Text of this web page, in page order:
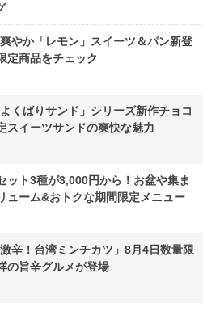
やか「レモン」スイーツ＆パン新登
定商品をチェック
くばりサンド」シリーズ新作チョコ
スイーツサンドの爽快な魅力
ット3種が3,000円から！お盆や集ま
ューム&おトクな期間限定メニュー
辛！台湾ミンチカツ」8月4日数量限
の旨辛グルメが登場